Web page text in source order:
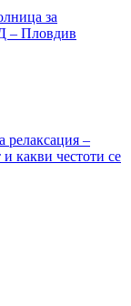
релаксация –
и какви честоти се